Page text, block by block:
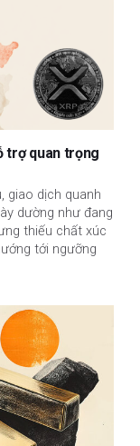
trợ quan trọng
giao dịch quanh
dường như đang
thiếu chất xúc
tới ngưỡng